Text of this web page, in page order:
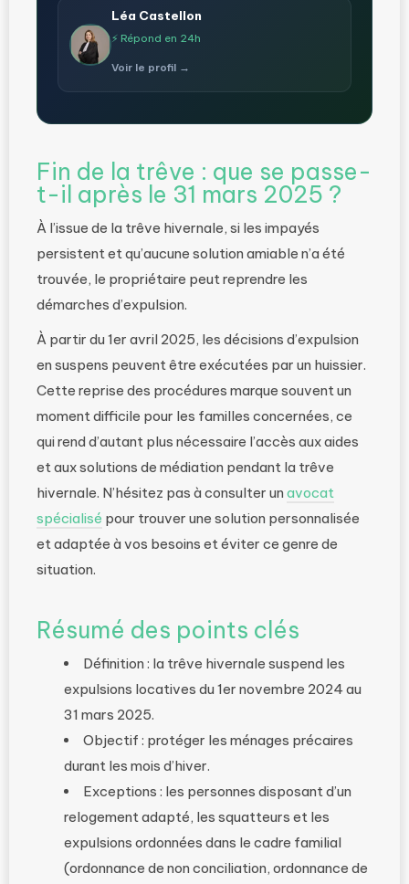
Léa Castellon
⚡ Répond en 24h
Voir le profil →
Fin de la trêve : que se passe-
t-il après le 31 mars 2025 ?
À l’issue de la trêve hivernale, si les impayés
persistent et qu’aucune solution amiable n’a été
trouvée, le propriétaire peut reprendre les
démarches d’expulsion.
À partir du 1er avril 2025, les décisions d’expulsion
en suspens peuvent être exécutées par un huissier.
Cette reprise des procédures marque souvent un
moment difficile pour les familles concernées, ce
qui rend d’autant plus nécessaire l’accès aux aides
et aux solutions de médiation pendant la trêve
hivernale. N’hésitez pas à consulter un avocat
spécialisé pour trouver une solution personnalisée
et adaptée à vos besoins et éviter ce genre de
situation.
Résumé des points clés
Définition : la trêve hivernale suspend les
expulsions locatives du 1er novembre 2024 au
31 mars 2025.
Objectif : protéger les ménages précaires
durant les mois d’hiver.
Exceptions : les personnes disposant d’un
relogement adapté, les squatteurs et les
expulsions ordonnées dans le cadre familial
(ordonnance de non conciliation, ordonnance de